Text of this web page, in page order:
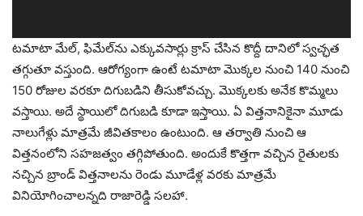
టమాటా మేల్, ఫిమేల్‌ను ఎక్కువసార్లు క్రాస్ చేసిన కొద్దీ దానిలో స్వచ్ఛత
తగ్గుతూ వస్తుంది. ఆరోగ్యంగా ఉంటే టమాటా మొక్కల నుంచి 140 నుంచి
150 రోజుల వరకూ దిగుబడిని తీసుకోవచ్చు. మొక్కలకు అనేక కొమ్మలు
వస్తాయి. అదే స్థాయిలో దిగుబడి కూడా ఇస్తాయి. ఏ విత్తనానికైనా మూడు
నాలుగేళ్లు మాత్రమే జీవితకాలం ఉంటుంది. ఆ తర్వాతి నుంచి ఆ
విత్తనంలోని సహజత్వం తగ్గిపోతుంది. అందుకే కొత్తగా వచ్చిన రైతులకు
నచ్చిన బ్రాండ్ విత్తనాలను రెండు మూడేళ్ల వరకు మాత్రమే
వినియోగించాలన్నది రాజారెడ్డి సలహా.